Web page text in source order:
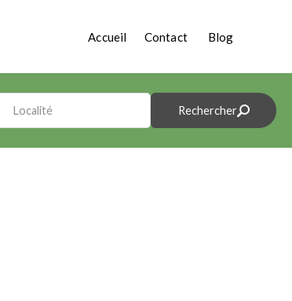
Accueil Contact Blog
Localité Rechercher